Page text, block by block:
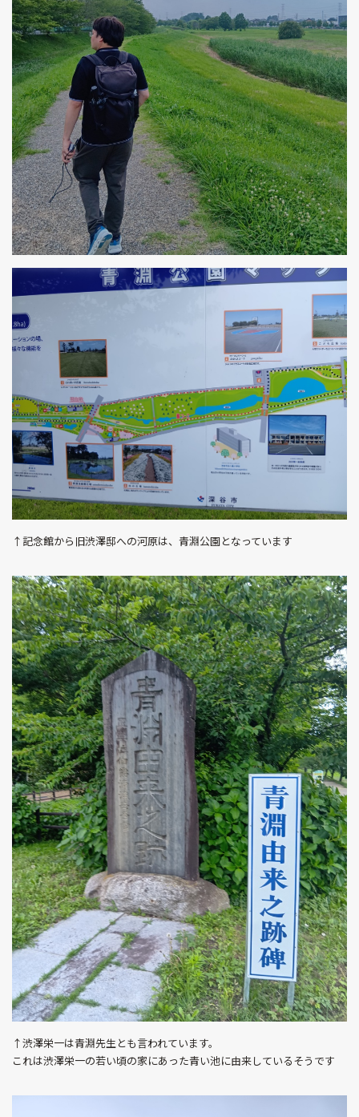
↑記念館から旧渋澤邸への河原は、青淵公園となっています
↑渋澤栄一は青淵先生とも言われています。
これは渋澤栄一の若い頃の家にあった青い池に由来しているそうです